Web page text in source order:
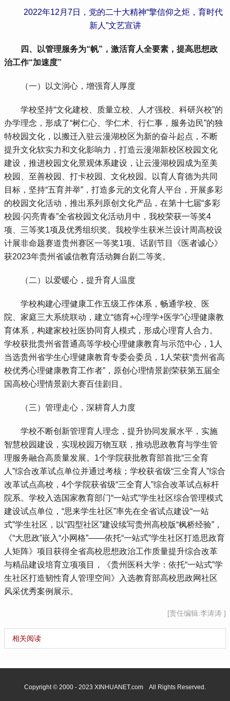
2022年12月7日，党的二十大精神“擎信仰之炬，育时代
新人”文艺宣讲
四、以管理服务为“帆”，激活育人全要素，提高思想政
治工作“加速度”
（一）以文润心，增强育人厚度
学校坚持“文化建校、质量立校、人才强校、科研兴校”的
办学理念，形成了“树仁心、学仁术、行仁事，服务边民”的独
特校园文化，以搬迁入驻云漫湖校区为新的奋斗起点，不断
提升文化软实力和文化影响力，打造云漫湖新校区校园文化
建设，推进校园文化景观体系建设，让云漫湖校园成为至美
校园、至善校园、打卡校园、文化校园。以育人育德为共同
目标，坚持“五育并举”，打造多元的文化育人平台，开展多彩
的校园文化活动，推出系列原创文化产品，在第十七届“多彩
校园·闪亮青春”全省校园文化活动月中，我校荣获一等奖4
项、三等奖1项及优秀组织奖。我校学生获米兰设计周高校设
计展非命题赛道贵州赛区一等奖1项。话剧节目《医者诚心》
获2023年贵州省诚信教育活动舞台剧二等奖。
（二）以爱暖心，提升育人温度
学校构建心理健康工作五级工作体系，畅通学校、医
院、家庭三大系统联动，建立“德育+心理学+医学”心理健康教
育体系，构建家校社医协同育人模式，形成心理育人合力。
学校获批贵州省普通高等学校心理健康教育与示范中心，1人
当选贵州省学生心理健康教育专委会委员，1人荣获“贵州省高
校优秀心理健康教育工作者”，原创心理情景剧荣获第五届全
国高校心理情景剧大赛百佳剧目。
（三）管理走心，深耕育人力度
学校不断创新管理育人理念，提升协同发展水平，实施
智慧校园建设，实现校园万物互联，推动思政教育与学生管
理服务融合高质量发展。1个学院获批教育部首批“三全育
人”综合改革试点单位并通过考核；学校获省级“三全育人”综合
改革试点高校，4个学院获省级“三全育人”综合改革试点标杆
院系。学校入选国家教育部门“一站式”学生社区综合管理模式
建设试点单位，“思来学生社区”率先在全省试点建设“一站
式”学生社区，以“四型社区”建设续写贵州高校版“枫桥经验”，
《“大思政”嵌入“小网格”——依托“一站式”学生社区打造思政育
人矩阵》项目获得全省高校思想政治工作质量提升综合改革
与精品建设培育立项项目，《贵州医科大学：依托“一站式”学
生社区打造韧性育人管理空间》入选教育部高校思政网社区
风采优秀案例展示。
[责任编辑:李涛涛 ]
相关阅读
Copyright © 2000 - 2023 XINHUANET.com All Rights Reserved.